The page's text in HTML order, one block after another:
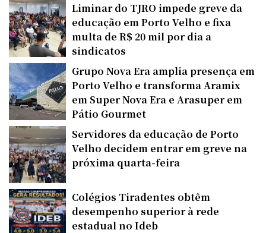
Liminar do TJRO impede greve da
educação em Porto Velho e fixa
multa de R$ 20 mil por dia a
sindicatos
Grupo Nova Era amplia presença em
Porto Velho e transforma Aramix
em Super Nova Era e Arasuper em
Pátio Gourmet
Servidores da educação de Porto
Velho decidem entrar em greve na
próxima quarta-feira
Colégios Tiradentes obtêm
desempenho superior à rede
estadual no Ideb